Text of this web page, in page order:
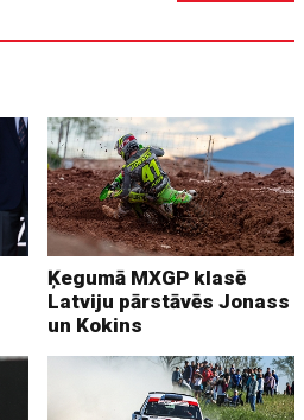
Ķegumā MXGP klasē
Latviju pārstāvēs Jonass
un Kokins